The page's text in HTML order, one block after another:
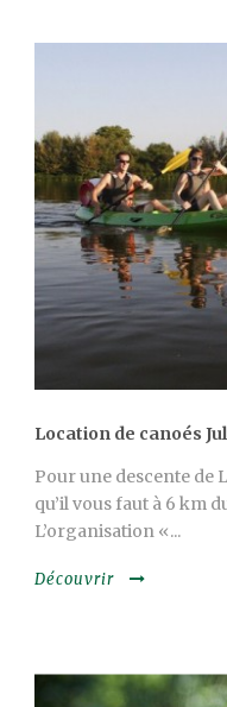
Location de canoés
Pour une descente de
qu’il vous faut à 6 km
L’organisation «...
Découvrir